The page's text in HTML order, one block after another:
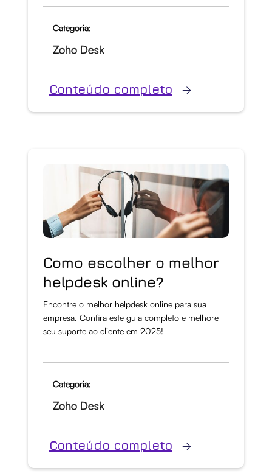
Categoria:
Zoho Desk
Conteúdo completo
Como escolher o melhor
helpdesk online?
Encontre o melhor helpdesk online para sua
empresa. Confira este guia completo e melhore
seu suporte ao cliente em 2025!
Categoria:
Zoho Desk
Conteúdo completo